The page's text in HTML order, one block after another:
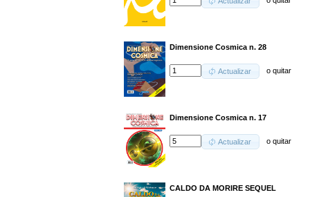
Dimensione Cosmica n. 28
Actualizar oquitar
Dimensione Cosmica n. 17
Actualizar oquitar
CALDO DA MORIRE SEQUEL